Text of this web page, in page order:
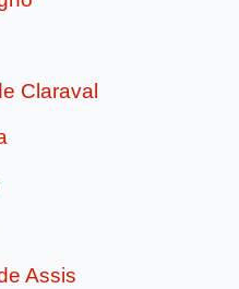
Claraval
Assis